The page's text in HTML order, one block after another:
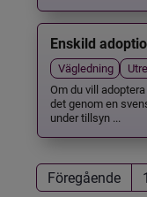
Enskild
Vägledning
Om du vill
det genom en
under tillsyn ...
Föregående 1